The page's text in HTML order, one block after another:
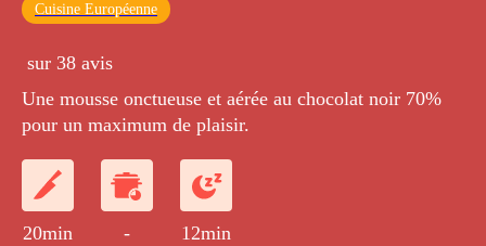
Cuisine Européenne
sur 38 avis
Une mousse onctueuse et aérée au chocolat noir 70%
pour un maximum de plaisir.
20min - 12min